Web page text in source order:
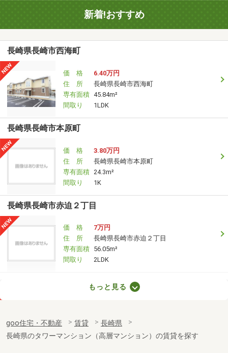
新着!おすすめ
長崎県長崎市西海町
価 格
6.40万円
住 所
長崎県長崎市西海町
専有面積 45.84m²
間取り
1LDK
長崎県長崎市本原町
価 格
3.80万円
住 所
長崎県長崎市本原町
専有面積 24.3m²
間取り
1K
長崎県長崎市赤迫２丁目
価 格
7万円
住 所
長崎県長崎市赤迫２丁目
専有面積 56.05m²
間取り
2LDK
専有面積
22.04m²
間取り
1SK
もっと見る
goo住宅・不動産 賃貸
長崎県
長崎県のタワーマンション（高層マンション）の賃貸を探す